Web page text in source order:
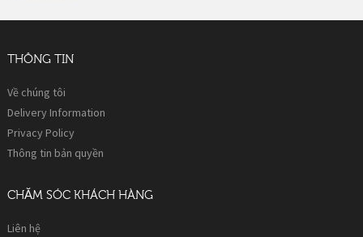
THÔNG TIN
Về chúng tôi
Delivery Information
Privacy Policy
Thông tin bản quyền
CHĂM SÓC KHÁCH HÀNG
Liên hệ